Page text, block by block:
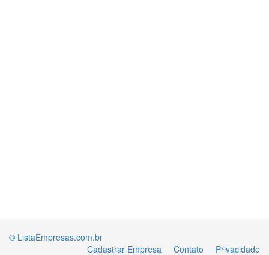
© ListaEmpresas.com.br
Cadastrar Empresa
Contato Privacidade